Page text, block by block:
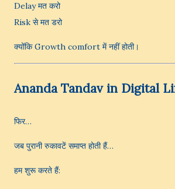
Delay मत करो
Risk से मत डरो
क्योंकि Growth comfort में नहीं होती।
Ananda Tandav in Digital
फिर…
जब पुरानी रुकावटें समाप्त होती हैं…
हम शुरू करते हैं: